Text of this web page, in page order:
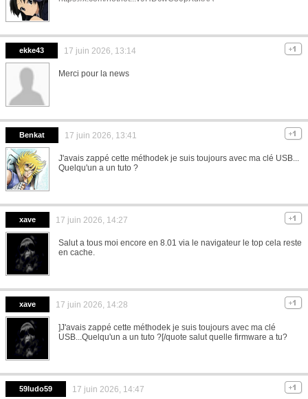
ekke43 17 juin 2026, 13:14
Merci pour la news
Benkat 17 juin 2026, 13:41
J'avais zappé cette méthodek je suis toujours avec ma clé USB...
Quelqu'un a un tuto ?
xave 17 juin 2026, 14:27
Salut a tous moi encore en 8.01 via le navigateur le top cela reste
en cache.
xave 17 juin 2026, 14:28
]J'avais zappé cette méthodek je suis toujours avec ma clé
USB...Quelqu'un a un tuto ?[/quote salut quelle firmware a tu?
59ludo59 17 juin 2026, 14:47